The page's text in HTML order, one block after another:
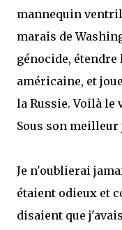
mannequin
marais de
génocide,
américaine, et
la Russie. Voilà le
Sous son meilleur
Je n'oublierai
étaient odieux et
disaient que